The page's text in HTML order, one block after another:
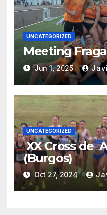
UNCATEGORIZED
Meeting Fraga
Jun 1, 2025
UNCATEGORIZED
XX Cross de
(Burgos)
Oct 27, 2024